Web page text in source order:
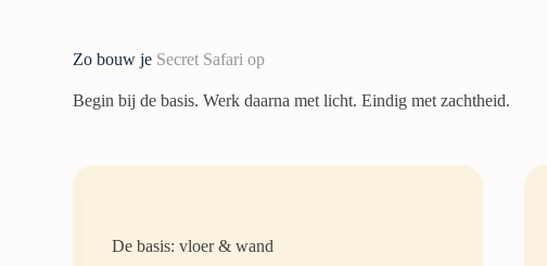
Zo bouw je Secret Safari op
Begin bij de basis. Werk daarna met licht. Eindig met zachtheid.
De basis: vloer & wand